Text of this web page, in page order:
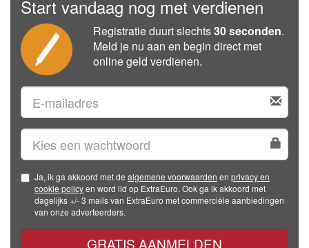
Start vandaag nog met verdienen
Registratie duurt slechts30 seconden.
Meld je nu aan en begin direct met
online geld verdienen.
Ja, ik ga akkoord met de algemene voorwaarden en privacy en
cookie policy
dagelijks +/- 3 mails van ExtraEuro met commerciële aanbiedingen
van onze adverteerders.
GRATIS AANMELDEN